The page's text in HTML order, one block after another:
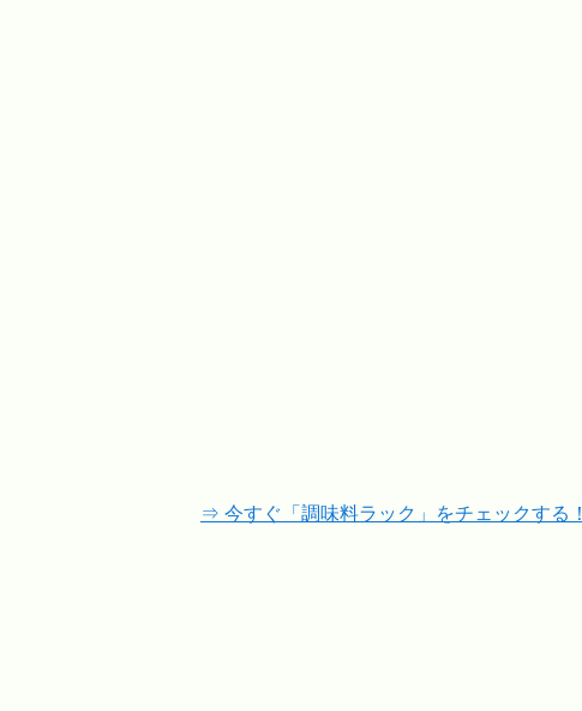
⇒ 今すぐ「調味料ラック」をチェックする！